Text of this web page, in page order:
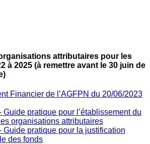
attributaires pour les
à 2025 (à remettre avant le 30 juin de
Financier de l’AGFPN du 20/06/2023
Guide pratique pour l’établissement du
organisations attributaires
Guide pratique pour la justification
des fonds